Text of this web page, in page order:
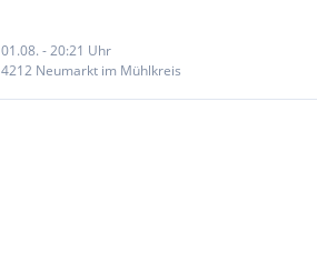
01.08. - 20:21 Uhr
4212 Neumarkt im Mühlkreis